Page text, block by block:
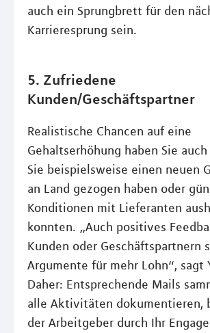
auch ein Sprungbrett für den
Karrieresprung sein.
5. Zufriedene
Kunden/Geschäftspartner
Realistische Chancen auf eine
Gehaltserhöhung haben Sie
Sie beispielsweise einen neuen
an Land gezogen haben oder
Konditionen mit Lieferanten
konnten. „Auch positives
Kunden oder Geschäftspartnern
Argumente für mehr Lohn“, sagt
Daher: Entsprechende Mails
alle Aktivitäten dokumentieren,
der Arbeitgeber durch Ihr